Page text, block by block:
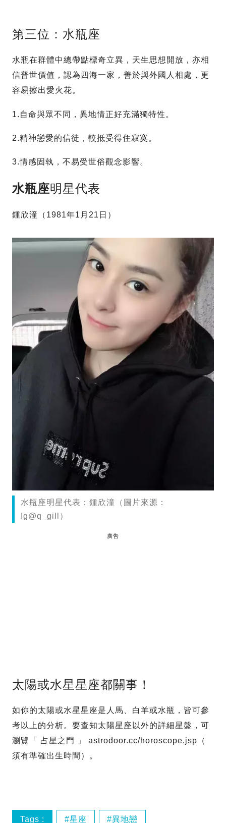
第三位：水瓶座
水瓶在群體中總帶點標奇立異，天生思想開放，亦相
信普世價值，認為四海一家，善於與外國人相處，更
容易擦出愛火花。
1.自命與眾不同，異地情正好充滿獨特性。
2.精神戀愛的信徒，較抵受得住寂寞。
3.情感固執，不易受世俗觀念影響。
水瓶座明星代表
鍾欣潼（1981年1月21日）
水瓶座明星代表：鍾欣潼（圖片來源：
Ig@q_gill）
廣告
太陽或水星星座都關事！
如你的太陽或水星星座是人馬、白羊或水瓶，皆可參
考以上的分析。要查知太陽星座以外的詳細星盤，可
瀏覽「 占星之門 」 astrodoor.cc/horoscope.jsp（
須有準確出生時間）。
Tags : 星座 異地戀